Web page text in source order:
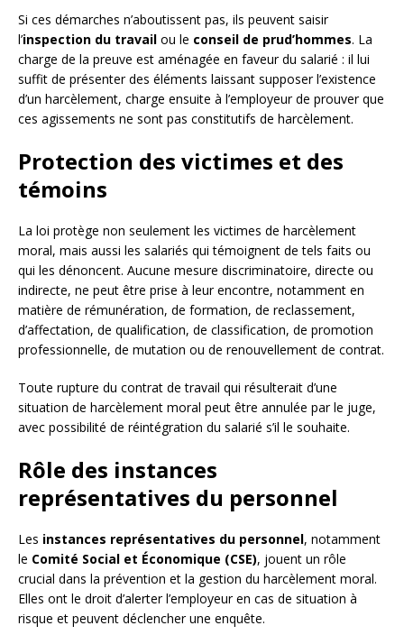
Si ces démarches n’aboutissent pas, ils peuvent saisir
l’inspection du travail ou le conseil de prud’hommes. La
charge de la preuve est aménagée en faveur du salarié : il lui
suffit de présenter des éléments laissant supposer l’existence
d’un harcèlement, charge ensuite à l’employeur de prouver que
ces agissements ne sont pas constitutifs de harcèlement.
Protection des victimes et des
témoins
La loi protège non seulement les victimes de harcèlement
moral, mais aussi les salariés qui témoignent de tels faits ou
qui les dénoncent. Aucune mesure discriminatoire, directe ou
indirecte, ne peut être prise à leur encontre, notamment en
matière de rémunération, de formation, de reclassement,
d’affectation, de qualification, de classification, de promotion
professionnelle, de mutation ou de renouvellement de contrat.
Toute rupture du contrat de travail qui résulterait d’une
situation de harcèlement moral peut être annulée par le juge,
avec possibilité de réintégration du salarié s’il le souhaite.
Rôle des instances
représentatives du personnel
Les instances représentatives du personnel, notamment
le Comité Social et Économique (CSE), jouent un rôle
crucial dans la prévention et la gestion du harcèlement moral.
Elles ont le droit d’alerter l’employeur en cas de situation à
risque et peuvent déclencher une enquête.